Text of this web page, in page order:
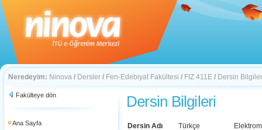
Neredeyim: Ninova / Dersler / Fen-Edebiyat Fakültesi / FIZ 411E / Dersin
Fakülteye dön
Ana Sayfa
Dersin Bilgileri
Dersin Adı Türkçe